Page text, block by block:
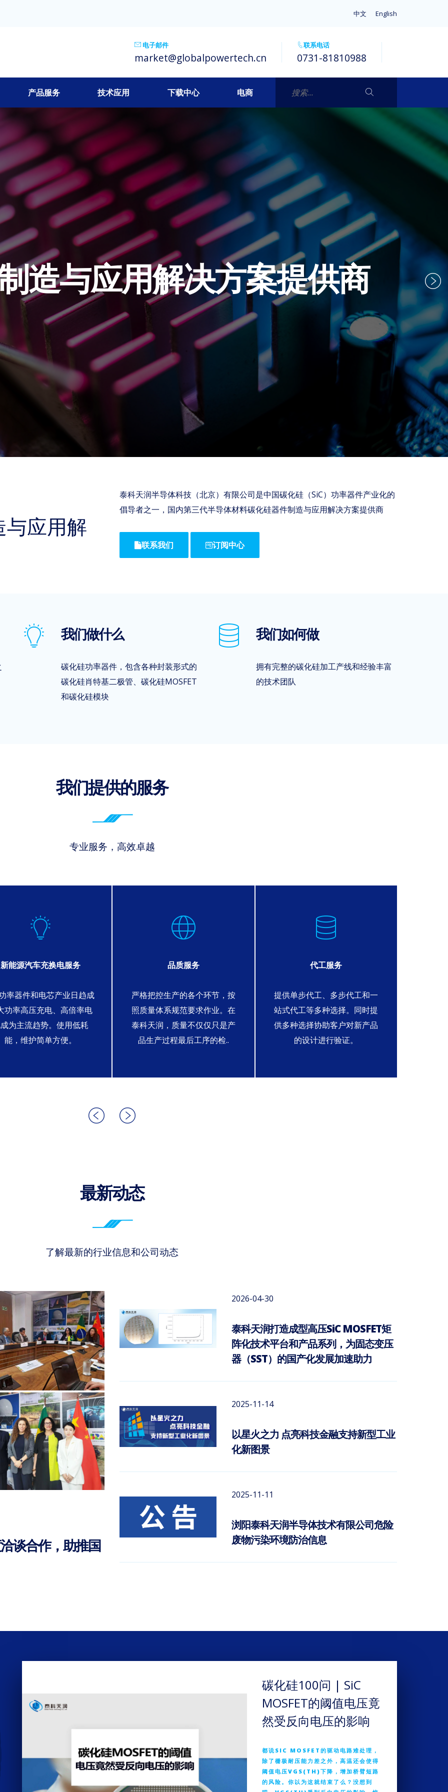
中文 English
电子邮件
market@globalpowertech.cn
联系电话
0731-81810988
产品服务 技术应用 下载中心 电商
造与应用解决方案提供商
应用解
泰科天润半导体科技（北京）有限公司是中国碳化硅（SiC）功率器件产业化的
倡导者之一，国内第三代半导体材料碳化硅器件制造与应用解决方案提供商
联系我们 订阅中心
我们做什么
碳化硅功率器件，包含各种封装形式的
碳化硅肖特基二极管、碳化硅MOSFET
和碳化硅模块
我们如何做
拥有完整的碳化硅加工产线和经验丰富
的技术团队
我们提供的服务
专业服务，高效卓越
新能源汽车充换电服务
率器件和电芯产业日趋成
功率高压充电、高倍率电
为主流趋势。使用低耗
能，维护简单方便。
品质服务
严格把控生产的各个环节，按
照质量体系规范要求作业。在
泰科天润，质量不仅仅只是产
品生产过程最后工序的检..
代工服务
提供单步代工、多步代工和一
站式代工等多种选择。同时提
供多种选择协助客户对新产品
的设计进行验证。
最新动态
了解最新的行业信息和公司动态
谈合作，助推国
2026-04-30
泰科天润打造成型高压SiC MOSFET矩
阵化技术平台和产品系列，为固态变压
器（SST）的国产化发展加速助力
2025-11-14
以星火之力 点亮科技金融支持新型工业
化新图景
2025-11-11
浏阳泰科天润半导体技术有限公司危险
废物污染环境防治信息
碳化硅100问 | SiC
MOSFET的阈值电压竟
然受反向电压的影响
都说SIC MOSFET的驱动电路难处理，
除了栅极耐压能力差之外，高温还会使得
阈值电压VGS(TH)下降，增加桥臂短路
的风险。你以为这就结束了么？没想到